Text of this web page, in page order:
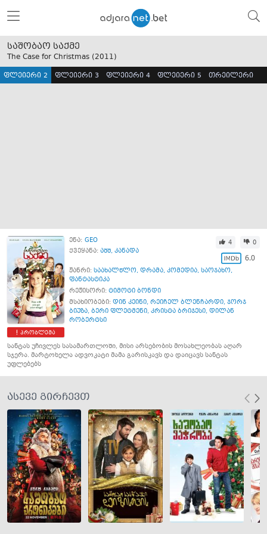
საშობაო საქმე
The Case for Christmas (2011)
ფლეიერი 2 ფლეიერი 3 ფლეიერი 4 ფლეიერი 5 თრეილერი
პრობლემა
ენა: GEO
ქვეყანა: აშშ, კანადა
4 0
6.0
ჟანრი: საახალწლო, დრამა, კომედია, საოჯახო,
ფანტასტიკა
რეჟისორი: ტიმოტი ბონდი
მსახიობები: დინ კეინი, რეიჩელ ბლენჩარდი, ჯორჯ
ბიუზა, ბერი ფლეტმენი, კრისტა ბრიჯესი, დილან
რობერტსი
სანტას უჩივლეს სასამართლოში, მისი არსებობის მოსახლეობას აღარ
სჯერა. მარტოხელა ადვოკატი მამა გარისკავს და დაიცავს სანტას
უფლებებს
ასევე გირჩევთ